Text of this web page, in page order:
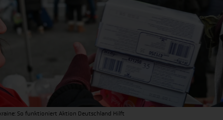
So funktioniert Aktion Deutschland Hilft